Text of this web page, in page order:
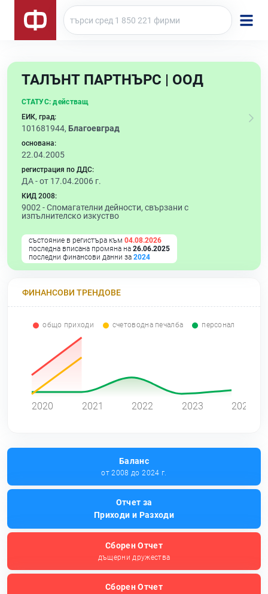
ТАЛЪНТ ПАРТНЪРС | ООД
СТАТУС: действащ
ЕИК, град:
101681944, Благоевград
основана:
22.04.2005
регистрация по ДДС:
ДА - от 17.04.2006 г.
КИД 2008:
9002 -Спомагателни дейности, свързани с
изпълнителско изкуство
състояние в регистъра към 04.08.2026
последна вписана промяна на 26.06.2025
последни финансови данни за 2024
ФИНАНСОВИ ТРЕНДОВЕ
общо приходи счетоводна печалба персонал
2020 2021 2022 2023 2024
Баланс
от 2008 до 2024 г.
Отчет за
Приходи и Разходи
Сборен Отчет
дъщерни дружества
Сборен Отчет